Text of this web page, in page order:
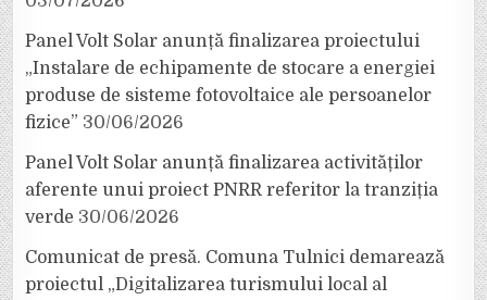
Panel Volt Solar anunță finalizarea proiectului
„Instalare de echipamente de stocare a energiei
produse de sisteme fotovoltaice ale persoanelor
fizice” 30/06/2026
Panel Volt Solar anunță finalizarea activităților
aferente unui proiect PNRR referitor la tranziția
verde 30/06/2026
Comunicat de presă. Comuna Tulnici demarează
proiectul „Digitalizarea turismului local al